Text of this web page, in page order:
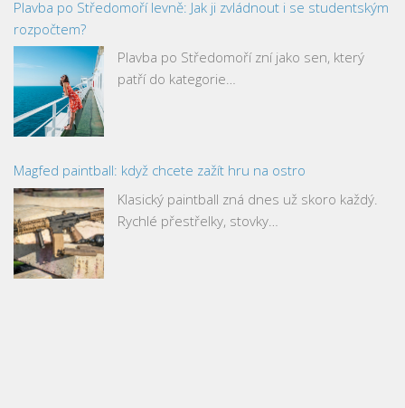
Plavba po Středomoří levně: Jak ji zvládnout i se studentským
rozpočtem?
Plavba po Středomoří zní jako sen, který
patří do kategorie…
Magfed paintball: když chcete zažít hru na ostro
Klasický paintball zná dnes už skoro každý.
Rychlé přestřelky, stovky…